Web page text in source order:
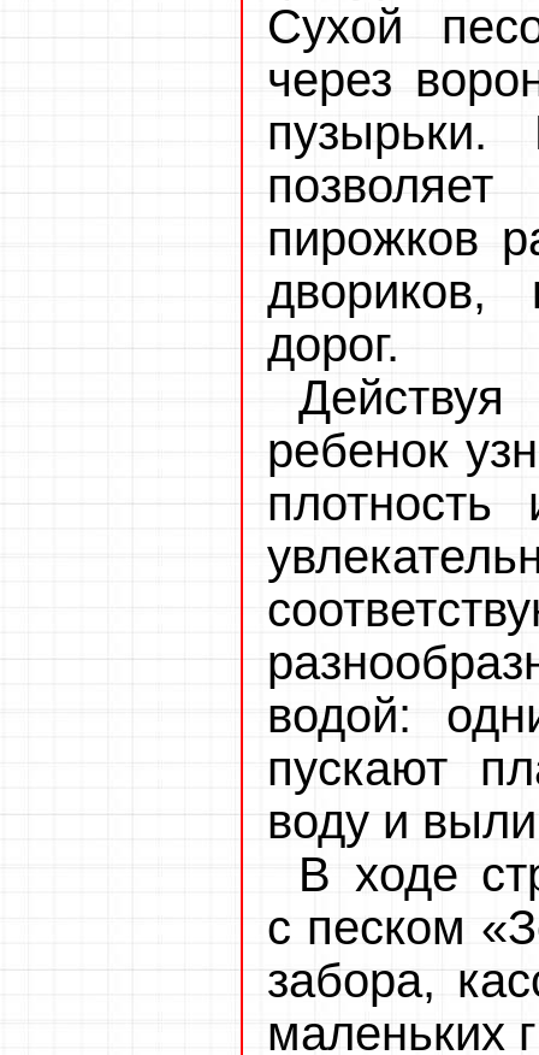
Сухой
через
пузырьки.
пирожков
двориков,
дорог.
ребенок
водой:
пускают
воду и
В ходе
с песком
забора,
маленьких